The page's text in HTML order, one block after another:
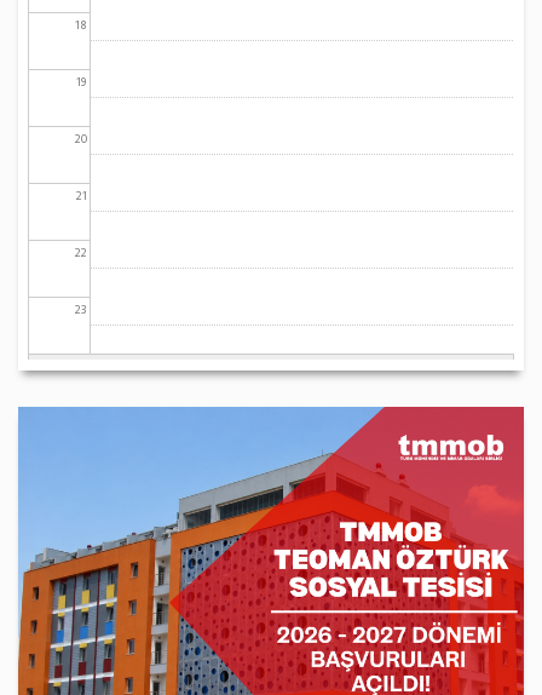
18
19
20
21
22
23